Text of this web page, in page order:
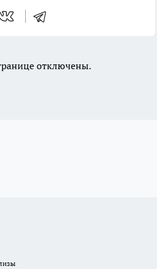
отключены.